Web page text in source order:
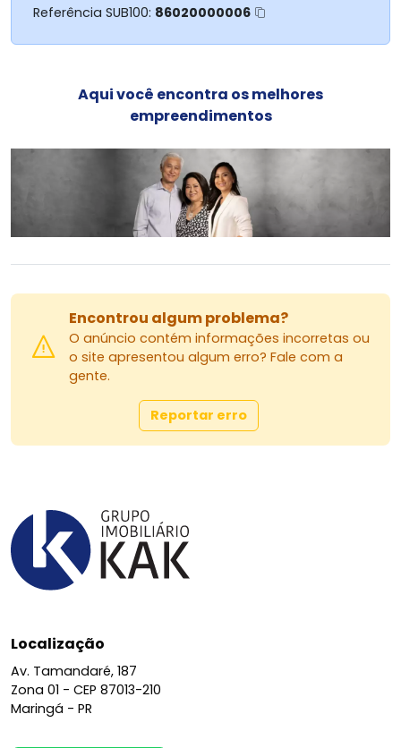
Referência SUB100: 86020000006
Aqui você encontra os melhores
empreendimentos
Encontrou algum problema?
O anúncio contém informações incorretas ou
o site apresentou algum erro? Fale com a
gente.
Reportar erro
Localização
Av. Tamandaré, 187
Zona 01 - CEP 87013-210
Maringá - PR